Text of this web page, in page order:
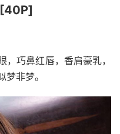
巧鼻红唇，香肩豪乳，
非梦。